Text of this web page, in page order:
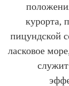
курорта,
пицундской
ласковое